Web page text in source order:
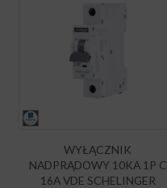
WYŁĄCZNIK
NADPRĄDOWY 10KA 1P C
16A VDE SCHELINGER